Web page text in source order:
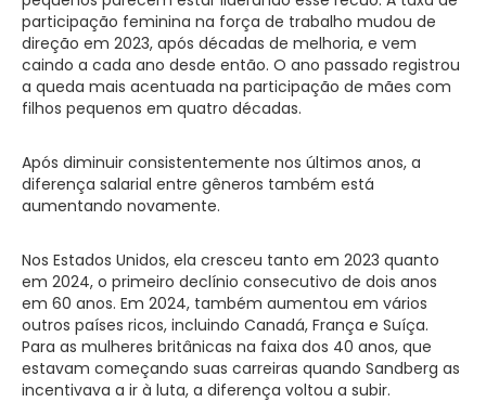
participação feminina na força de trabalho mudou de
direção em 2023, após décadas de melhoria, e vem
caindo a cada ano desde então. O ano passado registrou
a queda mais acentuada na participação de mães com
filhos pequenos em quatro décadas.
Após diminuir consistentemente nos últimos anos, a
diferença salarial entre gêneros também está
aumentando novamente.
Nos Estados Unidos, ela cresceu tanto em 2023 quanto
em 2024, o primeiro declínio consecutivo de dois anos
em 60 anos. Em 2024, também aumentou em vários
outros países ricos, incluindo Canadá, França e Suíça.
Para as mulheres britânicas na faixa dos 40 anos, que
estavam começando suas carreiras quando Sandberg as
incentivava a ir à luta, a diferença voltou a subir.